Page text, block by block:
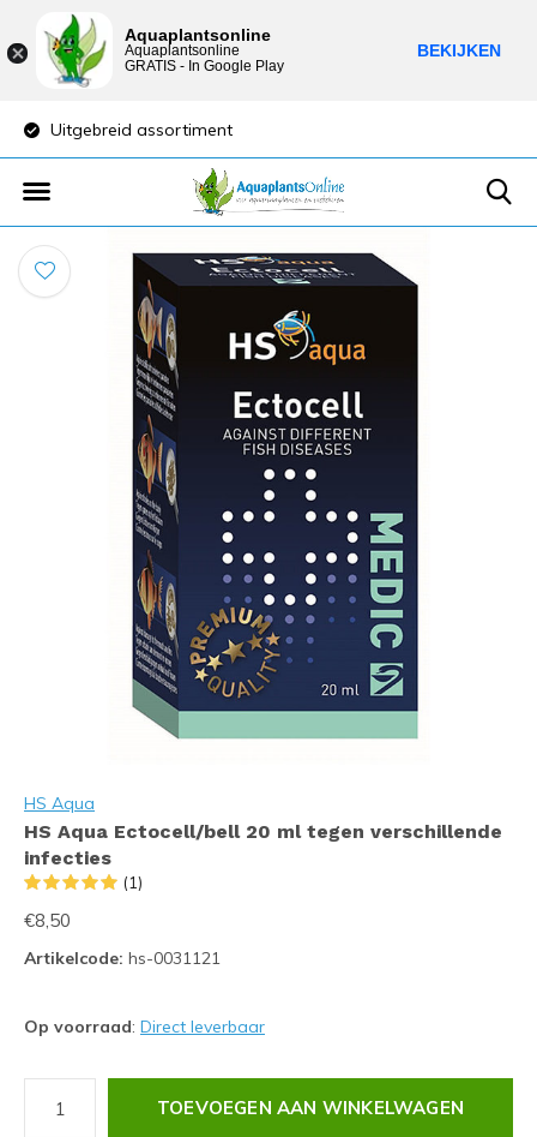
Uitgebreid assortiment
HS Aqua
HS Aqua Ectocell/bell 20 ml tegen verschillende
infecties
(1)
€8,50
Artikelcode: hs-0031121
Op voorraad: Direct leverbaar
TOEVOEGEN AAN WINKELWAGEN
Aquaplantsonline
Aquaplantsonline
GRATIS - In Google Play
BEKIJKEN